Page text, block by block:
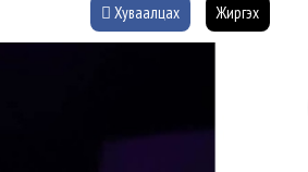
Хуваалцах Жиргэх